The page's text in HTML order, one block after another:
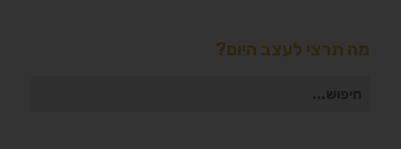
מה תרצי לעצב היום?
חיפוש